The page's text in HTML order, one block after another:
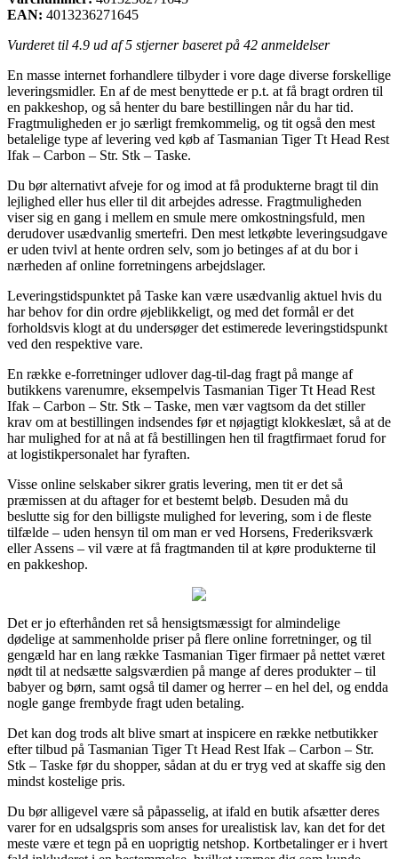
EAN: 4013236271645
Vurderet til 4.9 ud af 5 stjerner baseret på 42 anmeldelser
En masse internet forhandlere tilbyder i vore dage diverse forskellige
leveringsmidler. En af de mest benyttede er p.t. at få bragt ordren til
en pakkeshop, og så henter du bare bestillingen når du har tid.
Fragtmuligheden er jo særligt fremkommelig, og tit også den mest
betalelige type af levering ved køb af Tasmanian Tiger Tt Head Rest
Ifak – Carbon – Str. Stk – Taske.
Du bør alternativt afveje for og imod at få produkterne bragt til din
lejlighed eller hus eller til dit arbejdes adresse. Fragtmuligheden
viser sig en gang i mellem en smule mere omkostningsfuld, men
derudover usædvanlig smertefri. Den mest letkøbte leveringsudgave
er uden tvivl at hente ordren selv, som jo betinges af at du bor i
nærheden af online forretningens arbejdslager.
Leveringstidspunktet på Taske kan være usædvanlig aktuel hvis du
har behov for din ordre øjeblikkeligt, og med det formål er det
forholdsvis klogt at du undersøger det estimerede leveringstidspunkt
ved den respektive vare.
En række e-forretninger udlover dag-til-dag fragt på mange af
butikkens varenumre, eksempelvis Tasmanian Tiger Tt Head Rest
Ifak – Carbon – Str. Stk – Taske, men vær vagtsom da det stiller
krav om at bestillingen indsendes før et nøjagtigt klokkeslæt, så at de
har mulighed for at nå at få bestillingen hen til fragtfirmaet forud for
at logistikpersonalet har fyraften.
Visse online selskaber sikrer gratis levering, men tit er det så
præmissen at du aftager for et bestemt beløb. Desuden må du
beslutte sig for den billigste mulighed for levering, som i de fleste
tilfælde – uden hensyn til om man er ved Horsens, Frederiksværk
eller Assens – vil være at få fragtmanden til at køre produkterne til
en pakkeshop.
Det er jo efterhånden ret så hensigtsmæssigt for almindelige
dødelige at sammenholde priser på flere online forretninger, og til
gengæld har en lang række Tasmanian Tiger firmaer på nettet været
nødt til at nedsætte salgsværdien på mange af deres produkter – til
babyer og børn, samt også til damer og herrer – en hel del, og endda
nogle gange frembyde fragt uden betaling.
Det kan dog trods alt blive smart at inspicere en række netbutikker
efter tilbud på Tasmanian Tiger Tt Head Rest Ifak – Carbon – Str.
Stk – Taske før du shopper, sådan at du er tryg ved at skaffe sig den
mindst kostelige pris.
Du bør alligevel være så påpasselig, at ifald en butik afsætter deres
varer for en udsalgspris som anses for urealistisk lav, kan det for det
meste være et tegn på en uoprigtig netshop. Kortbetalinger er i hvert